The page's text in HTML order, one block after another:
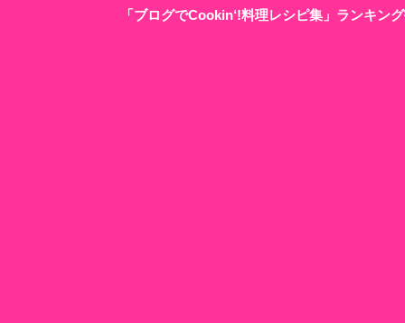
「ブログでCookin‘!料理レシピ集」ランキン